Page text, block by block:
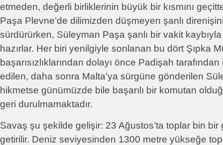
etmeden, değerli birliklerinin büyük bir kısmını
Paşa Plevne’de dilimizden düşmeyen şanlı
sürdürürken, Süleyman Paşa şanlı bir vakit
hazırlar. Her biri yenilgiyle sonlanan bu dört Şıpka
başarısızlıklarından dolayı önce Padişah
edilen, daha sonra Malta’ya sürgüne gönderilen
hikmetse günümüzde bile başarılı bir komutan
geri durulmamaktadır.
Savaş şu şekilde gelişir: 23 Ağustos’ta toplar bin bir
getirilir. Deniz seviyesinden 1300 metre yükseğe